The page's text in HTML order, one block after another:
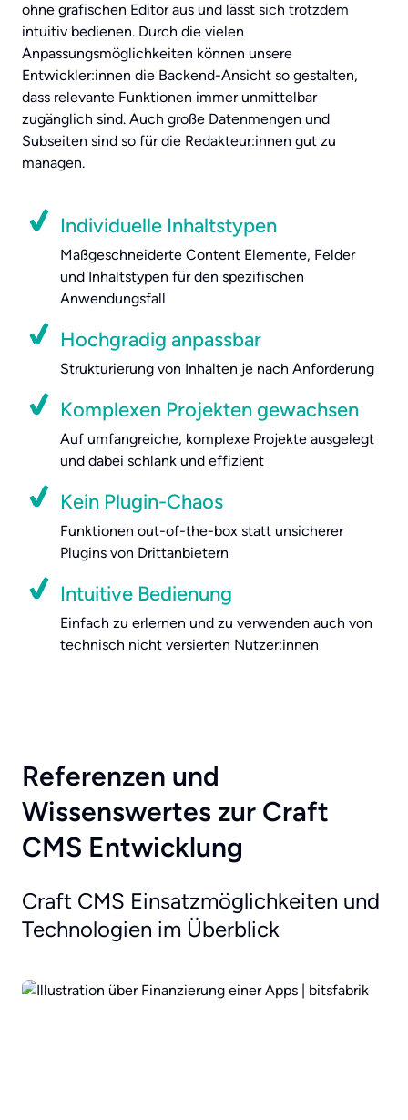
ohne grafischen Editor aus und lässt sich trotzdem
intuitiv bedienen. Durch die vielen
Anpassungsmöglichkeiten können unsere
Entwickler:innen die Backend-Ansicht so gestalten,
dass relevante Funktionen immer unmittelbar
zugänglich sind. Auch große Datenmengen und
Subseiten sind so für die Redakteur:innen gut zu
managen.
Individuelle Inhaltstypen
MaßgeschneiderteContent Elemente, Felder
und Inhaltstypen für den spezifischen
Anwendungsfall
Hochgradig anpassbar
Strukturierung von Inhalten je nach Anforderung
Komplexen Projekten gewachsen
Auf umfangreiche, komplexe Projekte ausgelegt
und dabei schlank und effizient
Kein Plugin-Chaos
Funktionenout-of-the-box statt unsicherer
Plugins von Drittanbietern
Intuitive Bedienung
Einfach zu erlernen und zu verwenden auch von
technisch nicht versierten Nutzer:innen
Referenzen und
Wissenswertes zur Craft
CMS Entwicklung
Craft CMS Einsatzmöglichkeiten und
Technologien im Überblick